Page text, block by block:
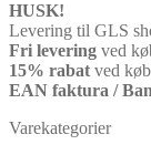
HUSK!
Levering til GLS
Fri levering ved
15% rabat ved
EAN faktura /
Varekategorier